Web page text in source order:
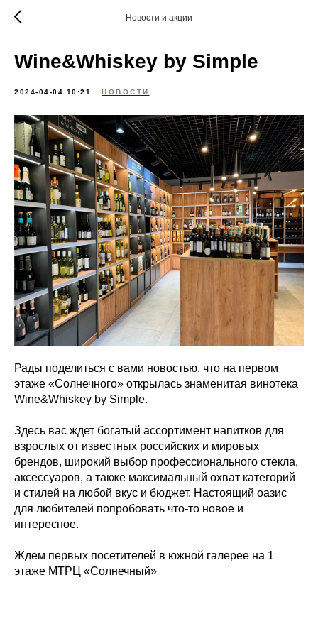
Новости и акции
Wine&Whiskey by Simple
2024-04-04 10:21 НОВОСТИ
Рады поделиться с вами новостью, что на первом
этаже «Солнечного» открылась знаменитая винотека
Wine&Whiskey by Simple.
Здесь вас ждет богатый ассортимент напитков для
взрослых от известных российских и мировых
брендов, широкий выбор профессионального стекла,
аксессуаров, а также максимальный охват категорий
и стилей на любой вкус и бюджет. Настоящий оазис
для любителей попробовать что-то новое и
интересное.
Ждем первых посетителей в южной галерее на 1
этаже МТРЦ «Солнечный»